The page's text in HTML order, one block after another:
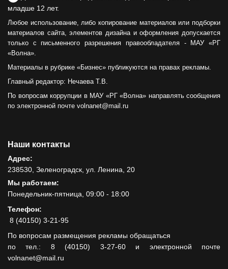
младше 12 лет.
Любое использование, либо копирование материалов или подборки
материалов сайта, элементов дизайна и оформления допускается
только с письменного разрешения правообладателя - МАУ «РГ
«Волна».
Материалы в рубрике «Бизнес» публикуются на правах рекламы.
Главный редактор: Нечаева Т.В.
По вопросам коррупции в МАУ «РГ «Волна» направлять сообщения
по электронной почте volnanet@mail.ru
Наши контакты
Адрес:
238530, Зеленоградск, ул. Ленина, 20
Мы работаем:
Понедельник-пятница, 09:00 - 18:00
Телефон:
8 (40150) 3-21-95
По вопросам размещения рекламы обращаться
по тел.: 8 (40150) 3-27-60 и электронной почте
volnanet@mail.ru